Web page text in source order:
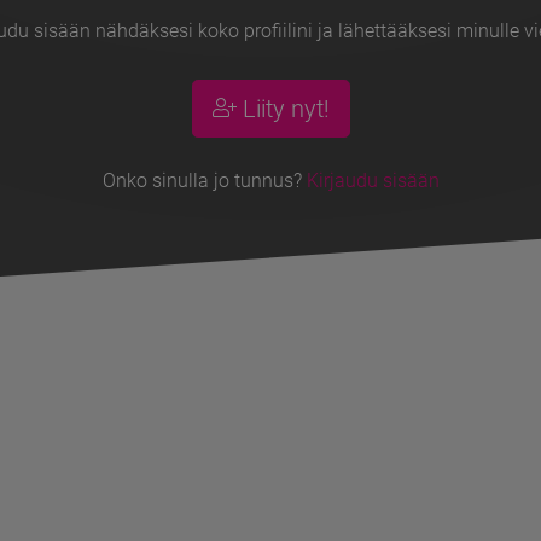
sisään nähdäksesi koko profiilini ja lähettääksesi minulle
Liity nyt!
Onko sinulla jo tunnus? Kirjaudu sisään